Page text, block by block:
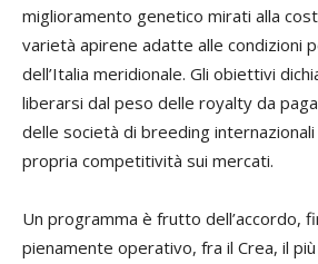
miglioramento genetico mirati alla
varietà apirene adatte alle condizioni
dell’Italia meridionale. Gli obiettivi
liberarsi dal peso delle royalty da
delle società di breeding
propria competitività sui mercati.
Un programma è frutto dell’accordo,
pienamente operativo, fra il Crea, il